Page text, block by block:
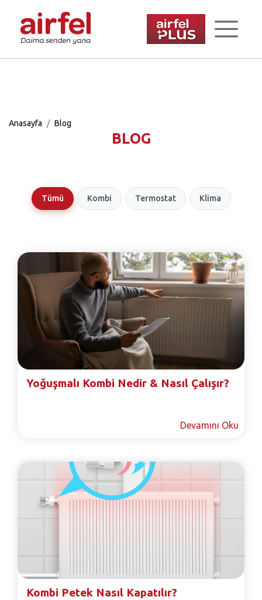
Anasayfa Blog
BLOG
Tümü Kombi Termostat Klima
Yoğuşmalı Kombi Nedir & Nasıl Çalışır?
Devamını Oku
Kombi Petek Nasıl Kapatılır?